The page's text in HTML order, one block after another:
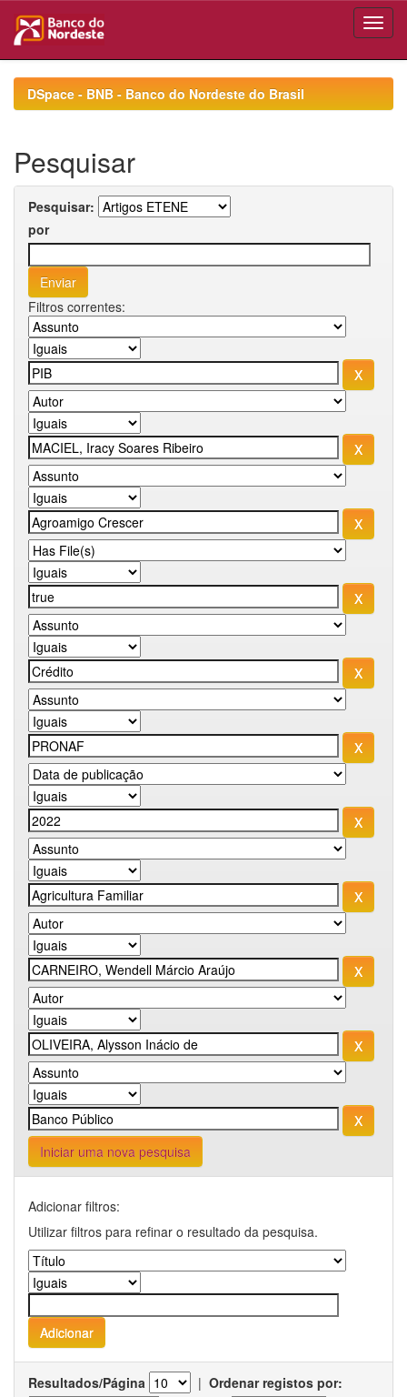
navigationDSpace - BNB - Banco do Nordeste do Brasil
Pesquisar
Pesquisar:
por
Filtros correntes:
Iniciar uma nova pesquisa
Adicionar filtros:
Utilizar filtros para refinar o resultado da pesquisa.
Resultados/Página | Ordenar registos por: